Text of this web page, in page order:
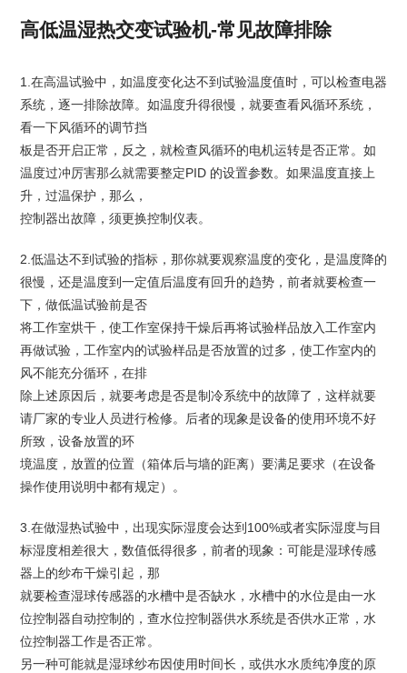
高低温湿热交变试验机-常见故障排除
1.在高温试验中，如温度变化达不到试验温度值时，可以检查电器
系统，逐一排除故障。如温度升得很慢，就要查看风循环系统，
看一下风循环的调节挡
板是否开启正常，反之，就检查风循环的电机运转是否正常。如
温度过冲厉害那么就需要整定PID 的设置参数。如果温度直接上
升，过温保护，那么，
控制器出故障，须更换控制仪表。
2.低温达不到试验的指标，那你就要观察温度的变化，是温度降的
很慢，还是温度到一定值后温度有回升的趋势，前者就要检查一
下，做低温试验前是否
将工作室烘干，使工作室保持干燥后再将试验样品放入工作室内
再做试验，工作室内的试验样品是否放置的过多，使工作室内的
风不能充分循环，在排
除上述原因后，就要考虑是否是制冷系统中的故障了，这样就要
请厂家的专业人员进行检修。后者的现象是设备的使用环境不好
所致，设备放置的环
境温度，放置的位置（箱体后与墙的距离）要满足要求（在设备
操作使用说明中都有规定）。
3.在做湿热试验中，出现实际湿度会达到100%或者实际湿度与目
标湿度相差很大，数值低得很多，前者的现象：可能是湿球传感
器上的纱布干燥引起，那
就要检查湿球传感器的水槽中是否缺水，水槽中的水位是由一水
位控制器自动控制的，查水位控制器供水系统是否供水正常，水
位控制器工作是否正常。
另一种可能就是湿球纱布因使用时间长，或供水水质纯净度的原